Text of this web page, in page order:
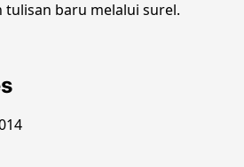
tulisan baru melalui surel.